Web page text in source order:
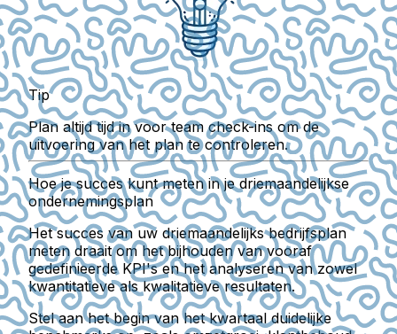
Tip
Plan altijd tijd in voor team check-ins om de
uitvoering van het plan te controleren.
Hoe je succes kunt meten in je driemaandelijkse
ondernemingsplan
Het succes van uw driemaandelijks bedrijfsplan
meten draait om het bijhouden van vooraf
gedefinieerde KPI's en het analyseren van zowel
kwantitatieve als kwalitatieve resultaten.
Stel aan het begin van het kwartaal duidelijke